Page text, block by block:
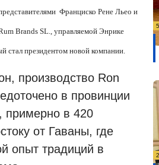
Франциско Рене Льео и
Brands SL., управляемой Энрике
стал президентом новой компании.
производство Ron
в провинции
примерно в 420
от Гаваны, где
опыт традиций в